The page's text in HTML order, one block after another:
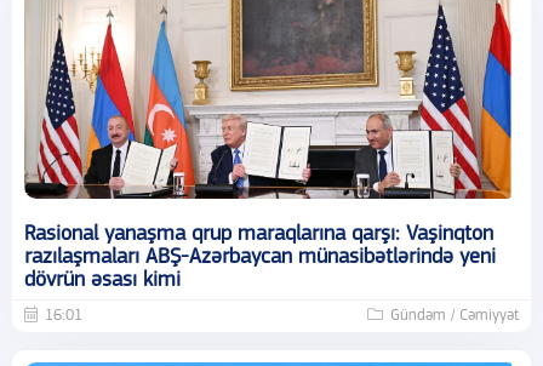
Rasional yanaşma qrup maraqlarına qarşı: Vaşinqton
razılaşmaları ABŞ-Azərbaycan münasibətlərində yeni
dövrün əsası kimi
16:01 Gündəm / Cəmiyyət